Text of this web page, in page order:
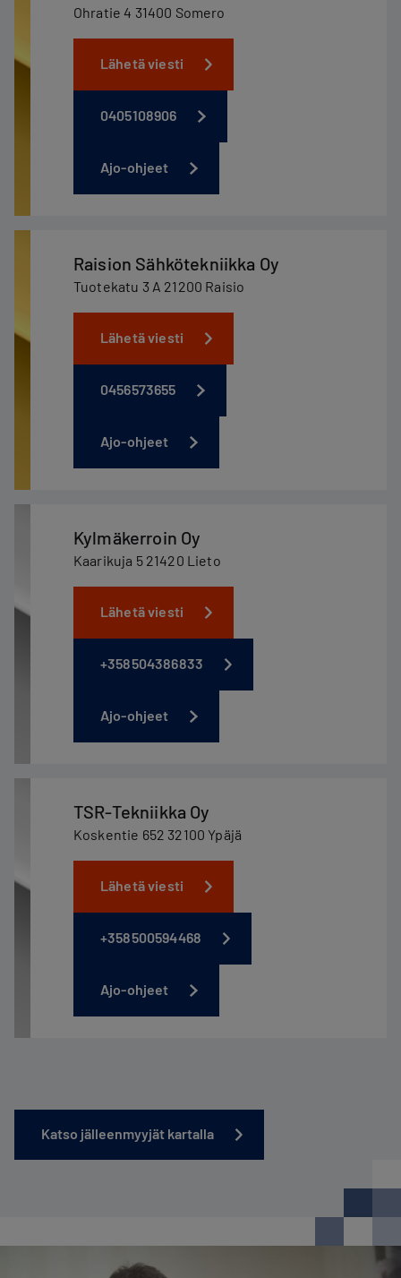
Ohratie 4 31400 Somero
Lähetä viesti
0405108906
Ajo-ohjeet
Raision Sähkötekniikka Oy
Tuotekatu 3 A 21200 Raisio
Lähetä viesti
0456573655
Ajo-ohjeet
Kylmäkerroin Oy
Kaarikuja 5 21420 Lieto
Lähetä viesti
+358504386833
Ajo-ohjeet
TSR-Tekniikka Oy
Koskentie 652 32100 Ypäjä
Lähetä viesti
+358500594468
Ajo-ohjeet
Katso jälleenmyyjät kartalla